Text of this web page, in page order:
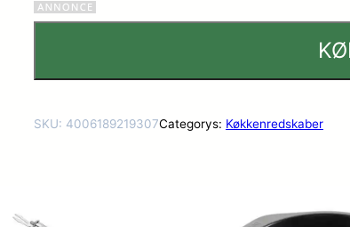
SKU: 4006189219307Categorys: Køkkenredskaber